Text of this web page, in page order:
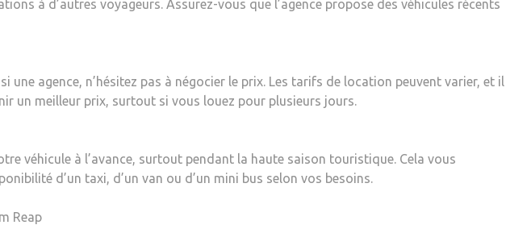
à d’autres voyageurs. Assurez-vous que l’agence propose des véhicules récents
une agence, n’hésitez pas à négocier le prix. Les tarifs de location peuvent varier, et il
un meilleur prix, surtout si vous louez pour plusieurs jours.
véhicule à l’avance, surtout pendant la haute saison touristique. Cela vous
d’un taxi, d’un van ou d’un mini bus selon vos besoins.
Reap